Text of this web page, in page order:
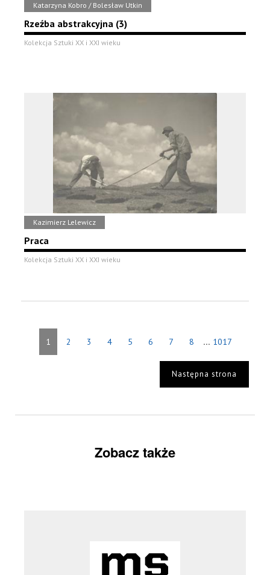
Katarzyna Kobro / Bolesław Utkin
Rzeźba abstrakcyjna (3)
Kolekcja Sztuki XX i XXI wieku
Kazimierz Lelewicz
Praca
Kolekcja Sztuki XX i XXI wieku
1 2 3 4 5 6 7 8 ... 1017
Następna strona
Zobacz także